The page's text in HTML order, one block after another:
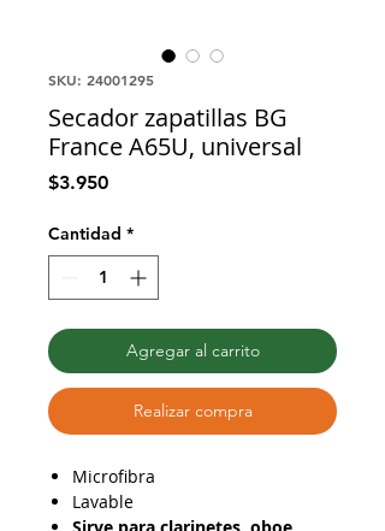
SKU: 24001295
Secador zapatillas BG
France A65U, universal
$3.950Precio
Cantidad *
Agregar al carrito
Realizar compra
Microfibra
Lavable
Sirve para clarinetes, oboe,